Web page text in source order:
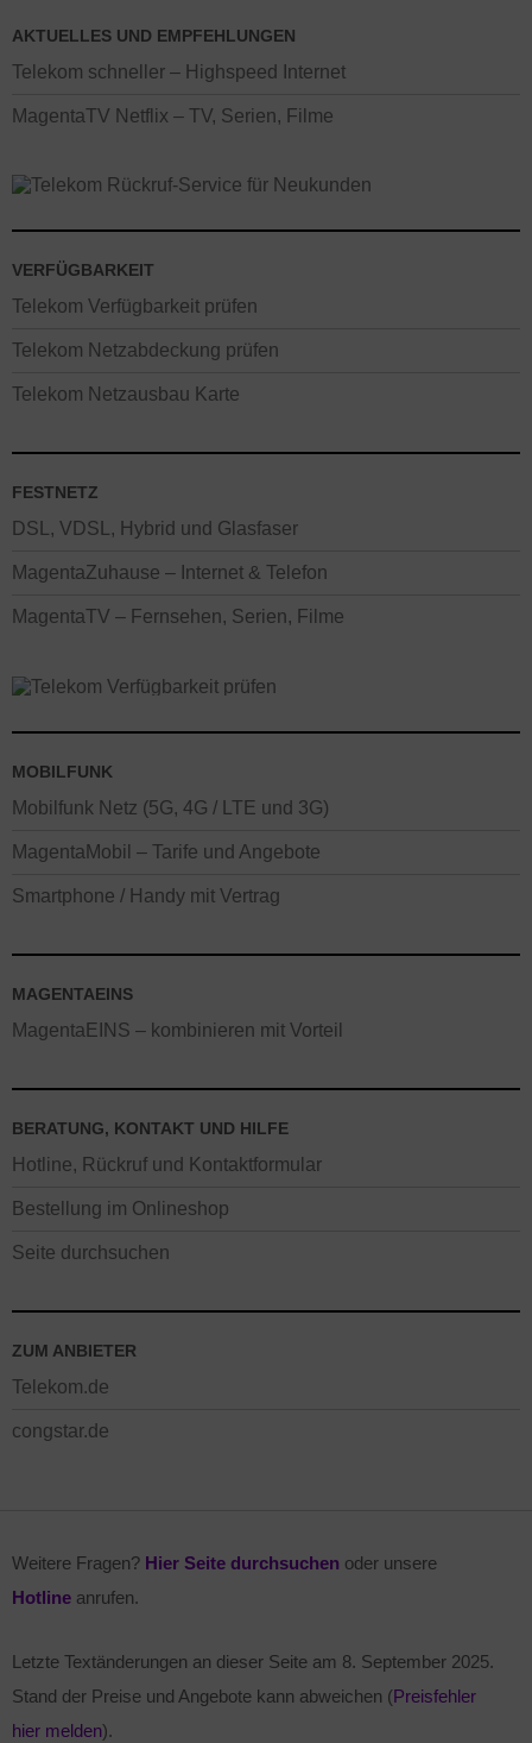
AKTUELLES UND EMPFEHLUNGEN
Telekom schneller – Highspeed Internet
MagentaTV Netflix – TV, Serien, Filme
VERFÜGBARKEIT
Telekom Verfügbarkeit prüfen
Telekom Netzabdeckung prüfen
Telekom Netzausbau Karte
FESTNETZ
DSL, VDSL, Hybrid und Glasfaser
MagentaZuhause – Internet & Telefon
MagentaTV – Fernsehen, Serien, Filme
MOBILFUNK
Mobilfunk Netz (5G, 4G / LTE und 3G)
MagentaMobil – Tarife und Angebote
Smartphone / Handy mit Vertrag
MAGENTAEINS
MagentaEINS – kombinieren mit Vorteil
BERATUNG, KONTAKT UND HILFE
Hotline, Rückruf und Kontaktformular
Bestellung im Onlineshop
Seite durchsuchen
ZUM ANBIETER
Telekom.de
congstar.de
Weitere Fragen? Hier Seite durchsuchen oder unsere
Hotline anrufen.
Letzte Textänderungen an dieser Seite am 8. September 2025.
Stand der Preise und Angebote kann abweichen (Preisfehler
hier melden).